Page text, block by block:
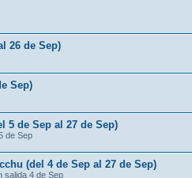
26 de Sep)
Sep)
5 de Sep al 27 de Sep)
de Sep
(del 4 de Sep al 27 de Sep)
salida 4 de Sep